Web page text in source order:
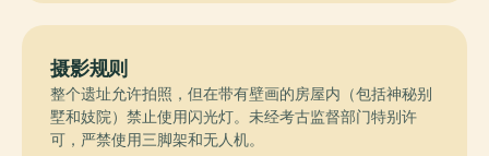
摄影规则
整个遗址允许拍照，但在带有壁画的房屋内（包括神秘别
墅和妓院）禁止使用闪光灯。未经考古监督部门特别许
可，严禁使用三脚架和无人机。